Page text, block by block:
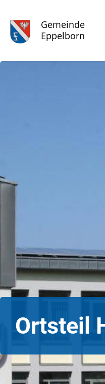
Gemeinde
Eppelborn
Ortsteil